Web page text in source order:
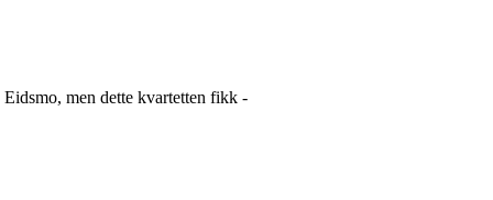
men dette kvartetten fikk -